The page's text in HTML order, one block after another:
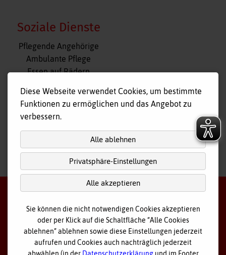
Soziale Dienste
Navigation
überspringen
Pflegende Angehörige
Ambulante Pflege
Essen auf Rädern
Tagespflege
Hausnotruf
nach oben
2026 Bayerisches Rotes Kreuz - Kreisverband Ostallgäu
Datenschutz
Diese Webseite verwendet Cookies, um bestimmte
Funktionen zu ermöglichen und das Angebot zu
verbessern.
Alle ablehnen
Privatsphäre-Einstellungen
Alle akzeptieren
Sie können die nicht notwendigen Cookies akzeptieren
oder per Klick auf die Schaltfläche “Alle Cookies
ablehnen” ablehnen sowie diese Einstellungen jederzeit
aufrufen und Cookies auch nachträglich jederzeit